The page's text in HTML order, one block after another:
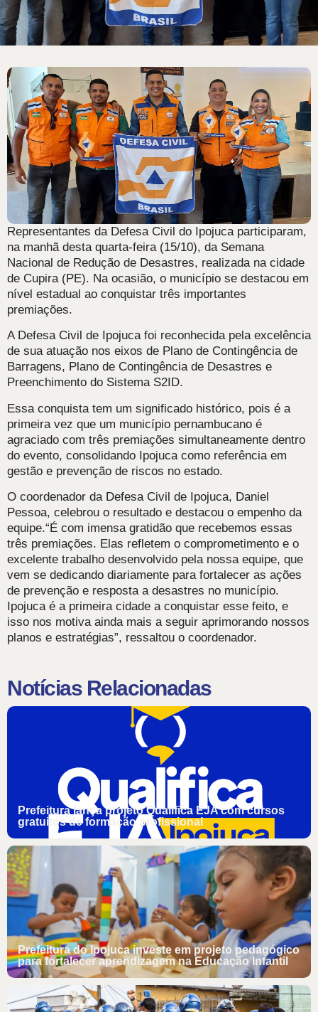
Representantes da Defesa Civil do Ipojuca participaram,
na manhã desta quarta-feira (15/10), da Semana
Nacional de Redução de Desastres, realizada na cidade
de Cupira (PE). Na ocasião, o município se destacou em
nível estadual ao conquistar três importantes
premiações.
A Defesa Civil de Ipojuca foi reconhecida pela excelência
de sua atuação nos eixos de Plano de Contingência de
Barragens, Plano de Contingência de Desastres e
Preenchimento do Sistema S2ID.
Essa conquista tem um significado histórico, pois é a
primeira vez que um município pernambucano é
agraciado com três premiações simultaneamente dentro
do evento, consolidando Ipojuca como referência em
gestão e prevenção de riscos no estado.
O coordenador da Defesa Civil de Ipojuca, Daniel
Pessoa, celebrou o resultado e destacou o empenho da
equipe.“É com imensa gratidão que recebemos essas
três premiações. Elas refletem o comprometimento e o
excelente trabalho desenvolvido pela nossa equipe, que
vem se dedicando diariamente para fortalecer as ações
de prevenção e resposta a desastres no município.
Ipojuca é a primeira cidade a conquistar esse feito, e
isso nos motiva ainda mais a seguir aprimorando nossos
planos e estratégias”, ressaltou o coordenador.
Notícias Relacionadas
Prefeitura lança projeto Qualifica EJA com cursos
gratuitos de formação profissional
Prefeitura do Ipojuca investe em projeto pedagógico
para fortalecer aprendizagem na Educação Infantil